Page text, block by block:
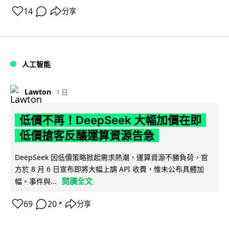
14 分享
人工智能
Lawton 1 日
低價不再！DeepSeek 大幅加價在即
低價搶客反釀運算資源告急
DeepSeek 因低價策略掀起需求熱潮，運算資源不勝負荷，官
方於 8 月 6 日宣布即將大幅上調 API 收費，惟未公布具體加
幅。事件與...
閱讀全文
69 20 ↗ 分享